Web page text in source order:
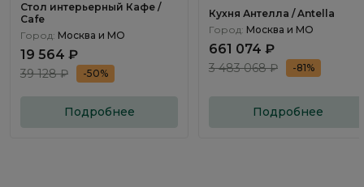
Стол интерьерный Кафе /
Cafe
Город: Москва и МО
19 564 ₽
39 128 ₽ -50%
Подробнее
Кухня Антелла / Antella
Город: Москва и МО
661 074 ₽
3 483 068 ₽ -81%
Подробнее